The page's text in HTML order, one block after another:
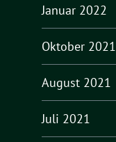
Januar 2022
Oktober 2021
August 2021
Juli 2021